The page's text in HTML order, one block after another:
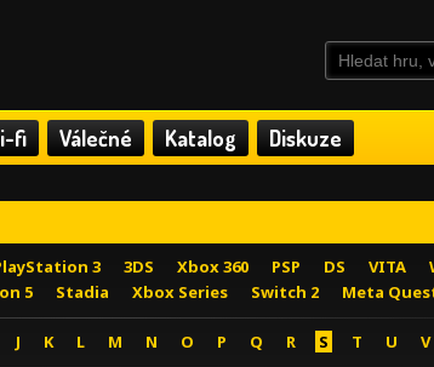
fi Válečné Katalog Diskuze
3 3DS Xbox 360 PSP DS VITA
5 Stadia Xbox Series Switch 2 Meta
J K L M N O P Q R S T U V